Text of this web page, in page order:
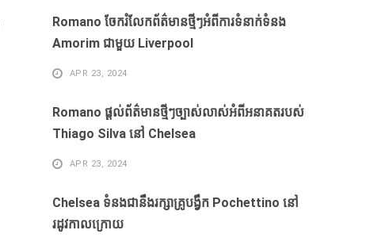
Romano ចែករំលែកព័ត៌មានថ្មីៗអំពីការទំនាក់ទំនង
Amorim ជាមួយ Liverpool
APR 23, 2024
Romano ផ្តល់ព័ត៌មានថ្មីៗច្បាស់លាស់អំពីអនាគតរបស់
Thiago Silva នៅ Chelsea
APR 23, 2024
Chelsea ទំនងជានឹងរក្សាគ្រូបង្វឹក Pochettino នៅ
រដូវកាលក្រោយ